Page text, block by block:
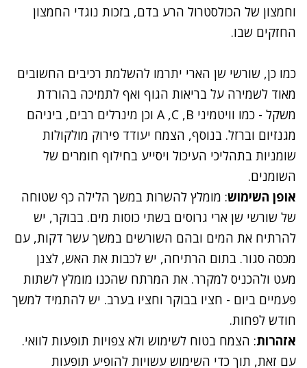
וחמצון של הכולסטרול הרע בדם, בזכות נוגדי החמצון
החזקים שבו.
כמו כן, שורשי שן הארי יתרמו להשלמת רכיבים החשובים
מאוד לשמירה על בריאות הגוף ואף לתמיכה בהורדת
משקל - כמו וויטמיני A ,C ,B וכן מינרלים רבים, ביניהם
מגנזיום וברזל. בנוסף, הצמח יעודד פירוק מולקולות
שומניות בתהליכי העיכול ויסייע בחילוף חומרים של
השומנים.
אופן השימוש: מומלץ להשרות במשך הלילה כף שטוחה
של שורשי שן ארי גרוסים בשתי כוסות מים. בבוקר, יש
להרתיח את המים ובהם השורשים במשך עשר דקות, עם
מכסה סגור. בתום הרתיחה, יש לכבות את האש, לצנן
מעט ולהכניס למקרר. את המרתח שהכנו מומלץ לשתות
פעמיים ביום - חציו בבוקר וחציו בערב. יש להתמיד למשך
חודש לפחות.
אזהרות: הצמח בטוח לשימוש ולא צפויות תופעות לוואי.
עם זאת, תוך כדי השימוש עשויות להופיע תופעות